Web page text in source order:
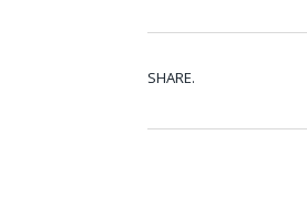
SHARE.